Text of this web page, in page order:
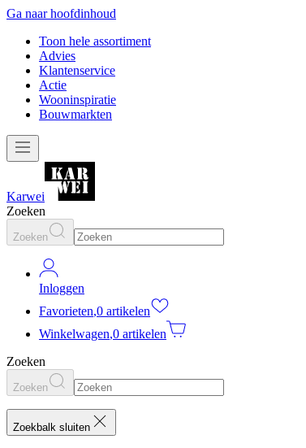
Ga naar hoofdinhoud
Toon hele assortiment
Advies
Klantenservice
Actie
Wooninspiratie
Bouwmarkten
Karwei
Zoeken
Zoeken
Inloggen
Favorieten,0 artikelen
Winkelwagen,0 artikelen
Zoeken
Zoeken
Zoekbalk sluiten